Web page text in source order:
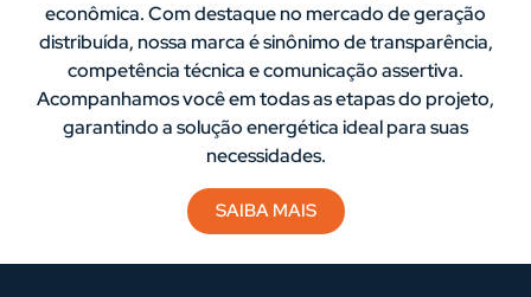
econômica. Com destaque no mercado de geração
distribuída, nossa marca é sinônimo de transparência,
competência técnica e comunicação assertiva.
Acompanhamos você em todas as etapas do projeto,
garantindo a solução energética ideal para suas
necessidades.
SAIBA MAIS